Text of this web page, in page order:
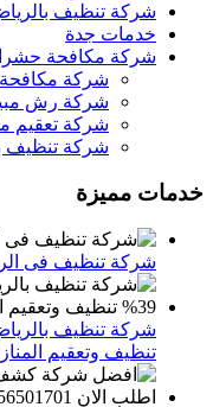
شركة تنظيف
خدمات جدة
شركة مكافحة
شركة
شركة رش
شركة تعقيم
شركة تنظيف
خدمات مميزة
شركة تنظيف فى
تنظيف وتعقيم